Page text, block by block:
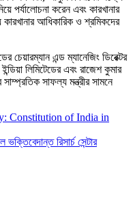
পর্যালোচনা করেন এবং কারখানার
আধিকারিক ও শ্রমিকদের
চেয়ারম্যান এন্ড ম্যানেজিং ডিরেক্টর
লিমিটেডের এবং রাজেশ কুমার
সাম্প্রতিক সাফল্য মন্ত্রীর সামনে
Constitution of India in
রিসার্চ সেন্টার